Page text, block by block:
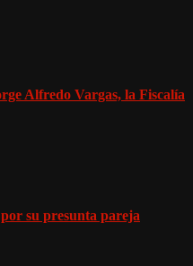
Alfredo Vargas, la Fiscalía
su presunta pareja